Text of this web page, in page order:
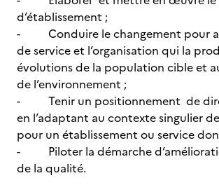
d’établissement ;
- Conduire le changement pour
de service et l’organisation qui la
évolutions de la population cible et
de l’environnement ;
- Tenir un positionnement de
en l’adaptant au contexte singulier
pour un établissement ou service
- Piloter la démarche
de la qualité.